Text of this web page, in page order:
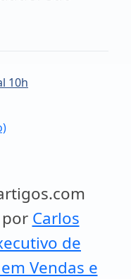
10h
Carlos
de
Vendas e